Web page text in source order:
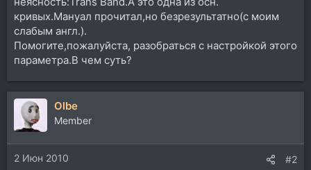
кривых.Мануал прочитал,но безрезультатно(с моим
слабым англ.).
Помогите,пожалуйста, разобраться с настройкой этого
параметра.В чем суть?
Olbe
Member
2 Июн 2010 #2